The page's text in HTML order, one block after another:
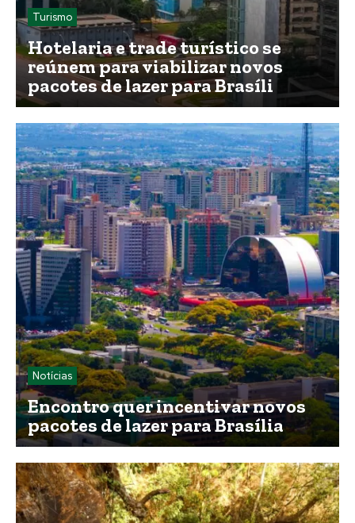
Turismo
Hotelaria e trade turístico se
reúnem para viabilizar novos
pacotes de lazer para Brasíli
Notícias
Encontro quer incentivar novos
pacotes de lazer para Brasília